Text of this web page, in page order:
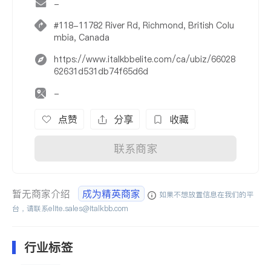
-
#118-11782 River Rd, Richmond, British Colu
mbia, Canada
https://www.italkbbelite.com/ca/ubiz/66028
62631d531db74f65d6d
-
点赞 分享 收藏
联系商家
暂无商家介绍 成为精英商家
如果不想放置信息在我们的平
台，请联系elite.sales@italkbb.com
行业标签